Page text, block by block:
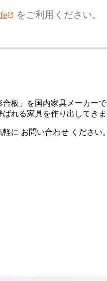
をご利用ください。
合板」を国内家具メーカー
れる家具を作り出してき
軽に お問い合わせ ください。